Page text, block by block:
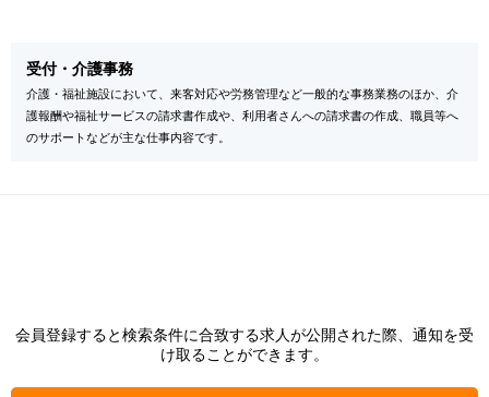
受付・介護事務
介護・福祉施設において、来客対応や労務管理など一般的な事務業務のほか、介
護報酬や福祉サービスの請求書作成や、利用者さんへの請求書の作成、職員等へ
のサポートなどが主な仕事内容です。
会員登録すると検索条件に合致する求人が公開された際、通知を受
け取ることができます。